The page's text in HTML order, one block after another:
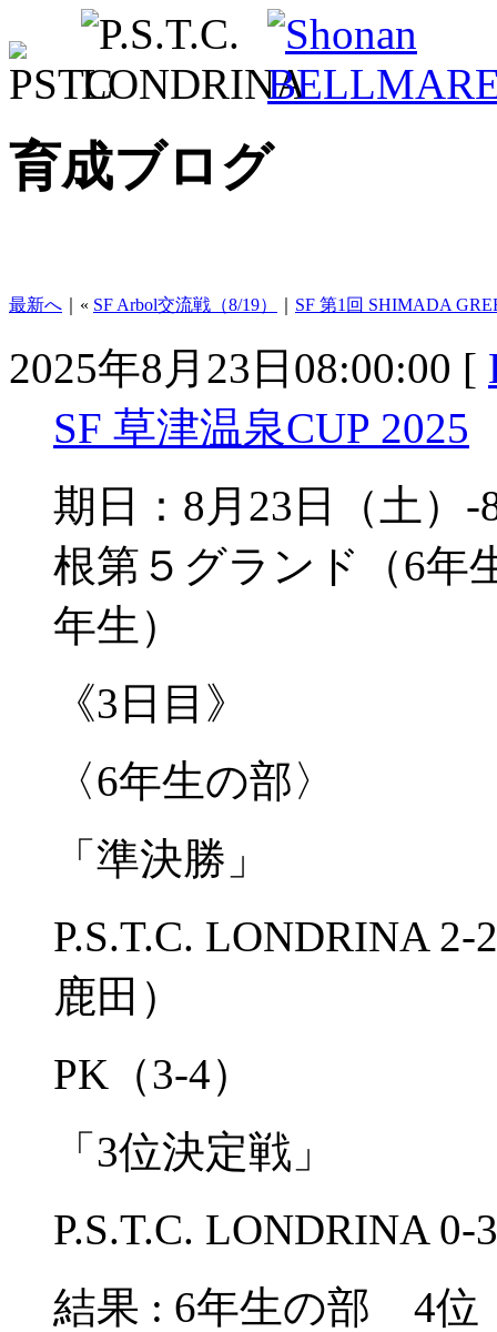
育成ブログ
最新へ ｜« SF Arbol交流戦（8/19） SF 第1回 SHIMADA
2025年8月23日08:00:00 [
SF 草津温泉CUP 2025
期日：8月23日（土
根第５グランド（6年
年生）
《3日目》
〈6年生の部〉
「準決勝」
P.S.T.C. LONDRINA
鹿田）
PK（3-4）
「3位決定戦」
P.S.T.C. LONDRINA
結果 : 6年生の部 4位